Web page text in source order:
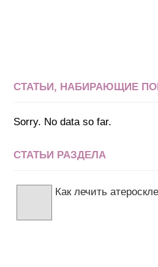
СТАТЬИ, НАБИРАЮЩИЕ
Sorry. No data so far.
СТАТЬИ РАЗДЕЛА
Как лечить